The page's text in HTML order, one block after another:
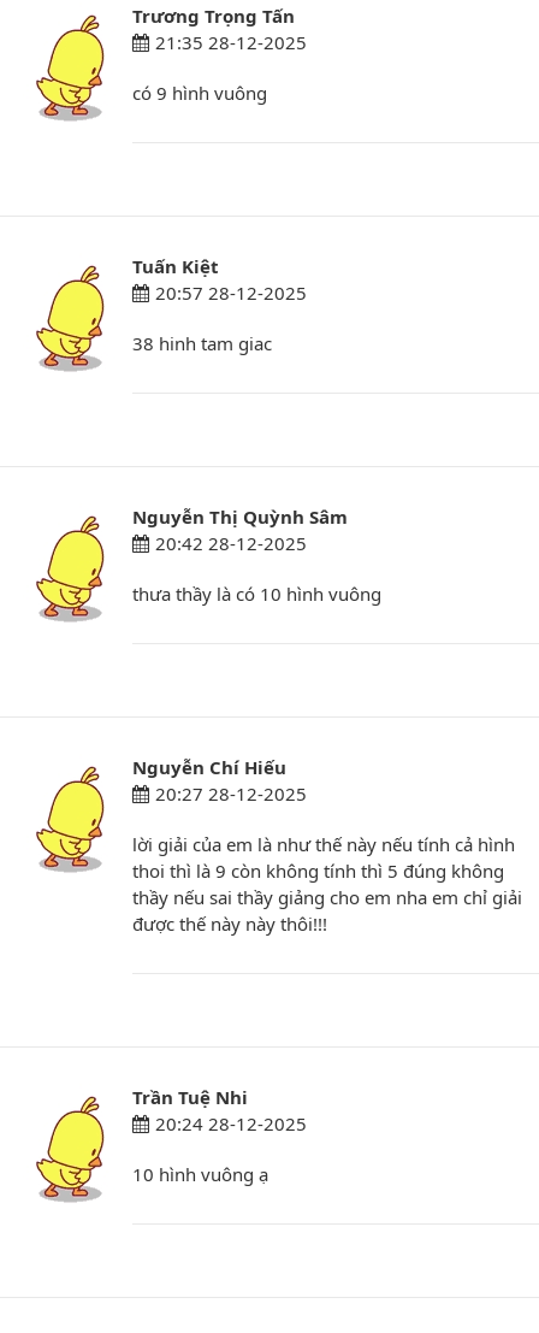
Trương Trọng Tấn
21:35 28-12-2025
có 9 hình vuông
Tuấn Kiệt
20:57 28-12-2025
38 hinh tam giac
Nguyễn Thị Quỳnh Sâm
20:42 28-12-2025
thưa thầy là có 10 hình vuông
Nguyễn Chí Hiếu
20:27 28-12-2025
lời giải của em là như thế này nếu tính cả hình
thoi thì là 9 còn không tính thì 5 đúng không
thầy nếu sai thầy giảng cho em nha em chỉ giải
được thế này này thôi!!!
Trần Tuệ Nhi
20:24 28-12-2025
10 hình vuông ạ